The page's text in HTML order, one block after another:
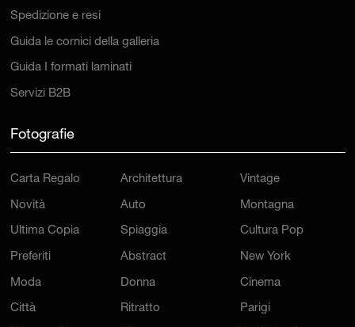
Spedizione e resi
Guida le cornici della galleria
Guida I formati laminati
Servizi B2B
Fotografie
Carta Regalo
Novità
Ultima Copia
Preferiti
Moda
Città
Architettura
Auto
Spiaggia
Abstract
Donna
Ritratto
Vintage
Montagna
Cultura Pop
New York
Cinema
Parigi